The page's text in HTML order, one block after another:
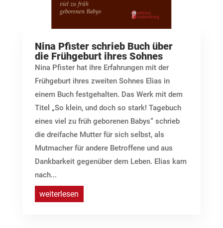
Nina Pfister schrieb Buch über
die Frühgeburt ihres Sohnes
Nina Pfister hat ihre Erfahrungen mit der
Frühgeburt ihres zweiten Sohnes Elias in
einem Buch festgehalten. Das Werk mit dem
Titel „So klein, und doch so stark! Tagebuch
eines viel zu früh geborenen Babys“ schrieb
die dreifache Mutter für sich selbst, als
Mutmacher für andere Betroffene und aus
Dankbarkeit gegenüber dem Leben. Elias kam
nach...
weiterlesen